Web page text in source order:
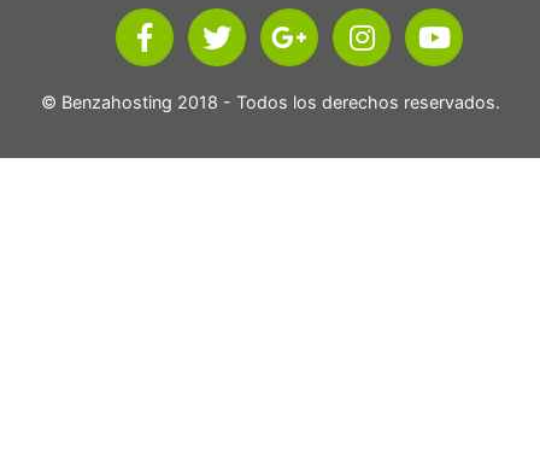
© Benzahosting 2018 - Todos los derechos reservados.